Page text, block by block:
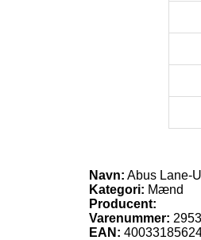
Navn: Abus Lane-
Kategori: Mænd
Producent:
Varenummer:
EAN: